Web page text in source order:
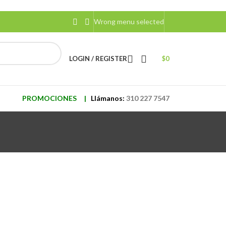
Wrong menu selected
LOGIN / REGISTER $0
PROMOCIONES | Llámanos: 310 227 7547